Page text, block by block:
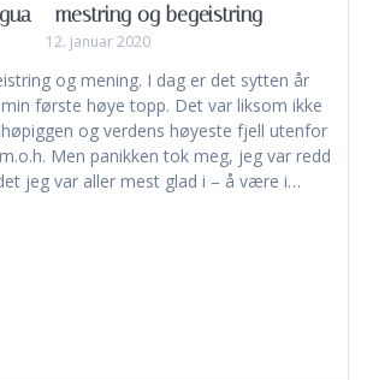
– mestring og begeistring
12. januar 2020
og mening. I dag er det sytten år
første høye topp. Det var liksom ikke
og verdens høyeste fjell utenfor
Men panikken tok meg, jeg var redd
jeg var aller mest glad i – å være i…